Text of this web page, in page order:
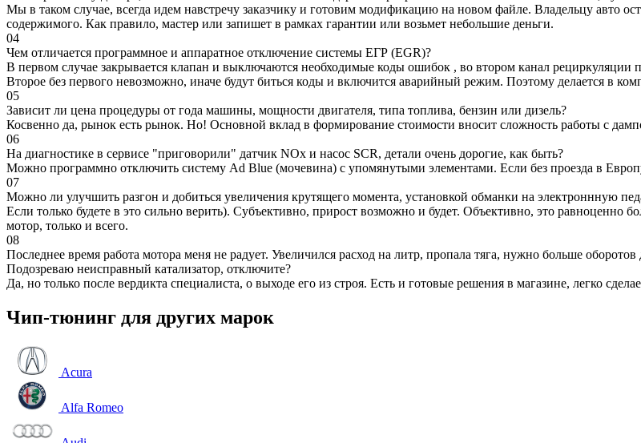
Мы в таком случае, всегда идем навстречу заказчику и готовим модификацию на новом файле. Владельцу авто
содержимого. Как правило, мастер или запишет в рамках гарантии или возьмет небольшие деньги.
04
Чем отличается программное и аппаратное отключение системы ЕГР (EGR)?
В первом случае закрывается клапан и выключаются необходимые коды ошибок , во втором канал рециркуляции
Второе без первого невозможно, иначе будут биться коды и включится аварийный режим. Поэтому делается в
05
Зависит ли цена процедуры от года машины, мощности двигателя, типа топлива, бензин или дизель?
Косвенно да, рынок есть рынок. Но! Основной вклад в формирование стоимости вносит сложность работы с
06
На диагностике в сервисе "приговорили" датчик NOx и насос SCR, детали очень дорогие, как быть?
Можно программно отключить систему Ad Blue (мочевина) с упомянутыми элементами. Если без проезда в
07
Можно ли улучшить разгон и добиться увеличения крутящего момента, установкой обманки на электроннную
Если только будете в это сильно верить). Субъективно, прирост возможно и будет. Объективно, это равноценно
мотор, только и всего.
08
Последнее время работа мотора меня не радует. Увеличился расход на литр, пропала тяга, нужно больше
Подозреваю неисправный катализатор, отключите?
Да, но только после вердикта специалиста, о выходе его из строя. Есть и готовые решения в магазине, легко
Чип-тюнинг для других марок
Acura
Alfa Romeo